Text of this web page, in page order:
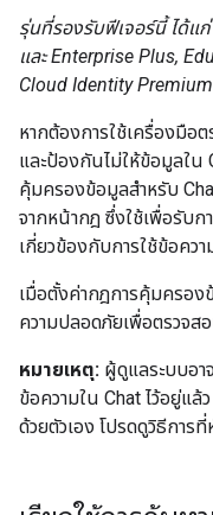
รุ่นที่รองรับฟีเจอร์นี้ ได้แ
และ Enterprise Plus,
Cloud Identity Premium
หากต้องการใช้เครื่องมือ
และป้องกันไม่ให้ข้อมูลใน
คุ้มครองข้อมูลสำหรับ
จากหน้ากฎ ซึ่งใช้เพื่อรับก
เกี่ยวข้องกับการใช้ข้อคว
เมื่อตั้งค่ากฎการคุ้มครอง
ความปลอดภัยเพื่อตรวจส
หมายเหตุ: ผู้ดูแลระบบอ
ข้อความใน Chat ไว้อยู่แ
ด้วยตัวเอง โปรดดูวิธีการที่